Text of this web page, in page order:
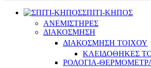
ΣΠΙΤΙ-ΚΗΠΟΣ
ΑΝΕΜΙΣΤΗΡΕΣ
ΔΙΑΚΟΣΜΗΣΗ
ΔΙΑΚΟΣΜΗΣΗ ΤΟΙΧΟΥ
ΚΛΕΙΔΟΘΗΚΕΣ
ΡΟΛΟΓΙΑ-